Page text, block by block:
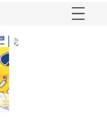
株式会社ナカモトがホテルや店
舗の内装改修で選ばれ続ける理